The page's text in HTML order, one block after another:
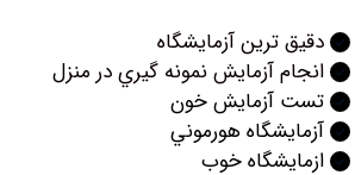
ترين آزمايشگاه
آزمایش نمونه گيري در منزل
آزمايش خون
هورموني
خوب